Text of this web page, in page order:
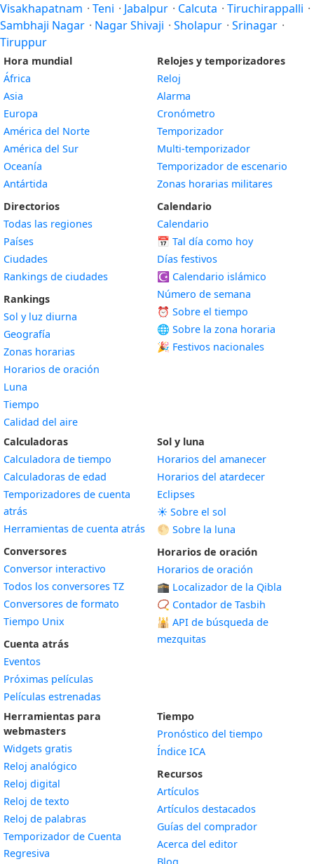
Visakhapatnam · Teni · Jabalpur · Calcuta · Tiruchirappalli ·
Sambhaji Nagar · Nagar Shivaji · Sholapur · Srinagar ·
Tiruppur
Hora mundial
África
Asia
Europa
América del Norte
América del Sur
Oceanía
Antártida
Directorios
Todas las regiones
Países
Ciudades
Rankings de ciudades
Rankings
Sol y luz diurna
Geografía
Zonas horarias
Horarios de oración
Luna
Tiempo
Calidad del aire
Relojes y temporizadores
Reloj
Alarma
Cronómetro
Temporizador
Multi-temporizador
Temporizador de escenario
Zonas horarias militares
Calendario
Calendario
📅 Tal día como hoy
Días festivos
☪️ Calendario islámico
Número de semana
⏰ Sobre el tiempo
🌐 Sobre la zona horaria
🎉 Festivos nacionales
Calculadoras
Calculadora de tiempo
Calculadoras de edad
Temporizadores de cuenta
atrás
Herramientas de cuenta atrás
Conversores
Conversor interactivo
Todos los conversores TZ
Conversores de formato
Tiempo Unix
Cuenta atrás
Eventos
Próximas películas
Películas estrenadas
Sol y luna
Horarios del amanecer
Horarios del atardecer
Eclipses
☀️ Sobre el sol
🌕 Sobre la luna
Horarios de oración
Horarios de oración
🕋 Localizador de la Qibla
📿 Contador de Tasbih
🕌 API de búsqueda de
mezquitas
Herramientas para
webmasters
Widgets gratis
Reloj analógico
Reloj digital
Reloj de texto
Reloj de palabras
Temporizador de Cuenta
Regresiva
Tiempo
Pronóstico del tiempo
Índice ICA
Recursos
Artículos
Artículos destacados
Guías del comprador
Acerca del editor